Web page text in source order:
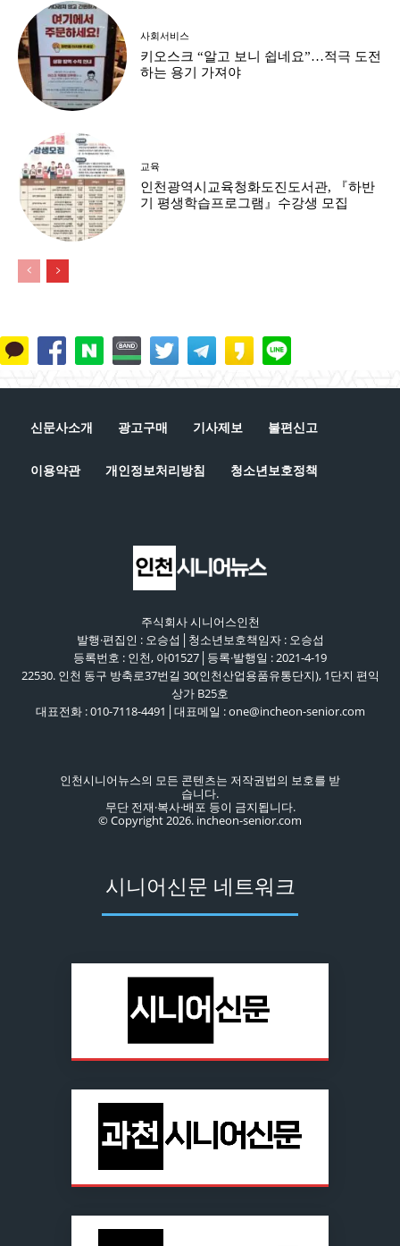
사회서비스
키오스크 “알고 보니 쉽네요”…적극 도전
하는 용기 가져야
교육
인천광역시교육청화도진도서관, 『하반
기 평생학습프로그램』수강생 모집
신문사소개 광고구매 기사제보 불편신고
이용약관 개인정보처리방침 청소년보호정책
주식회사 시니어스인천
발행·편집인 : 오승섭│청소년보호책임자 : 오승섭
등록번호 : 인천, 아01527│등록·발행일 : 2021-4-19
22530. 인천 동구 방축로37번길 30(인천산업용품유통단지), 1단지 편익
상가 B25호
대표전화 : 010-7118-4491│대표메일 : one@incheon-senior.com
인천시니어뉴스의 모든 콘텐츠는 저작권법의 보호를 받
습니다.
무단 전재·복사·배포 등이 금지됩니다.
© Copyright 2026. incheon-senior.com
시니어신문 네트워크